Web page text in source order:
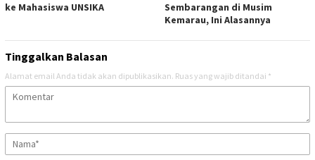
ke Mahasiswa UNSIKA
Sembarangan di Musim
Kemarau, Ini Alasannya
Tinggalkan Balasan
Alamat email Anda tidak akan dipublikasikan. Ruas yang wajib ditandai *